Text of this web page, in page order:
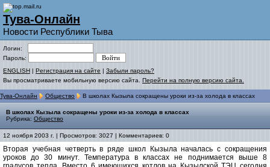
Тува-Онлайн
Новости Республики Тыва
Логин:
Пароль:
ENGLISH | Регистрация на сайте | Забыли пароль?
Вы просматриваете мобильную версию сайта. Перейти на полную версию сайта.
Тува-Онлайн Общество В школах Кызыла сокращены уроки из-за холода в классах
В школах Кызыла сокращены уроки из-за холода в классах
Рубрика: Общество
12 ноября 2003 г. | Просмотров: 3027 | Комментариев: 0
Вторая учебная четверть в ряде школ Кызыла началась с сокращения
уроков до 30 минут. Температура в классах не поднимается выше 8